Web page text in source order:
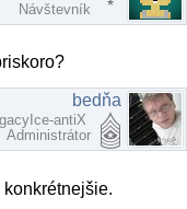
Návštevník
bedňa
antiX
Administrátor